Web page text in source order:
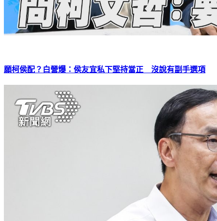
願柯侯配？白營爆：侯友宜私下堅持當正 沒說有副手選項